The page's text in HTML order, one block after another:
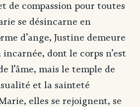
de compassion pour toutes
se désincarne en
d’ange, Justine demeure
dont le corps n’est
l’âme, mais le temple de
et la sainteté
elles se rejoignent, se